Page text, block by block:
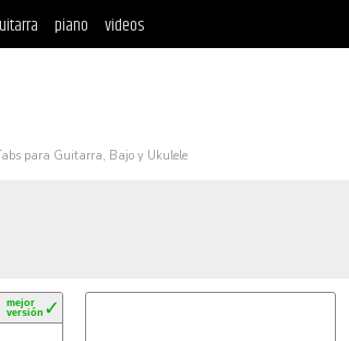
piano videos
para Guitarra, Bajo y Ukulele
✓
mejor
versión